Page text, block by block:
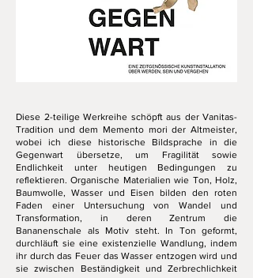
Diese 2-teilige Werkreihe schöpft aus der Vanitas-
Tradition und dem Memento mori der Altmeister,
wobei ich diese historische Bildsprache in die
Gegenwart übersetze, um Fragilität sowie
Endlichkeit unter heutigen Bedingungen zu
reflektieren. Organische Materialien wie Ton, Holz,
Baumwolle, Wasser und Eisen bilden den roten
Faden einer Untersuchung von Wandel und
Transformation, in deren Zentrum die
Bananenschale als Motiv steht. In Ton geformt,
durchläuft sie eine existenzielle Wandlung, indem
ihr durch das Feuer das Wasser entzogen wird und
sie zwischen Beständigkeit und Zerbrechlichkeit